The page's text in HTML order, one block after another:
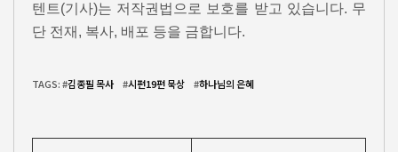
텐트(기사)는 저작권법으로 보호를 받고 있습니다. 무
단 전재, 복사, 배포 등을 금합니다.
TAGS: #김종필 목사 #시편19편 묵상 #하나님의 은혜